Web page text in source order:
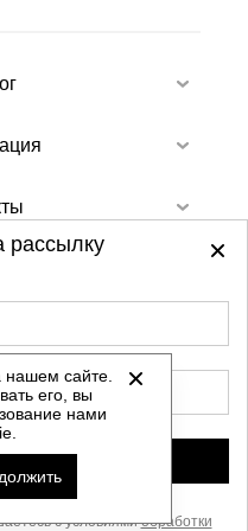
- все права
магазином и
офертой.
данных
нашем сайте.
его, вы
нами
рассылку
с условиямиобработки